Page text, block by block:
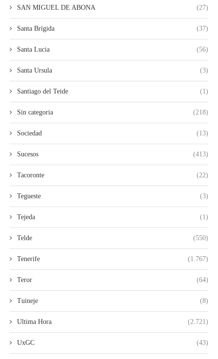
SAN MIGUEL DE ABONA (27)
Santa Brígida (37)
Santa Lucia (56)
Santa Ursula (3)
Santiago del Teide (1)
Sin categoria (218)
Sociedad (13)
Sucesos (413)
Tacoronte (22)
Tegueste (3)
Tejeda (1)
Telde (550)
Tenerife (1.767)
Teror (64)
Tuineje (8)
Ultima Hora (2.721)
UxGC (43)